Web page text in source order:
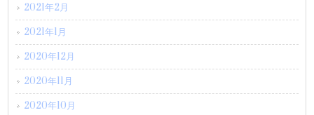
2021年2月
2021年1月
2020年12月
2020年11月
2020年10月